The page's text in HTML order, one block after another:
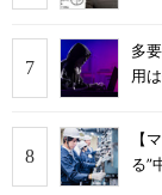
多
用
【
る”